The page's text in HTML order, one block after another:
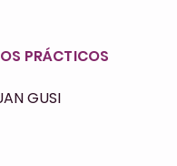
PRÁCTICOS
GUSI